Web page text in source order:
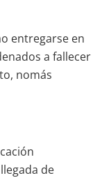
entregarse en
a fallecer
nomás
de